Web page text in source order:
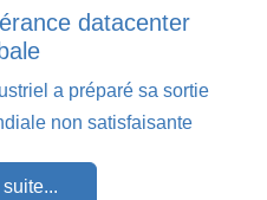
datacenter
a préparé sa sortie
non satisfaisante